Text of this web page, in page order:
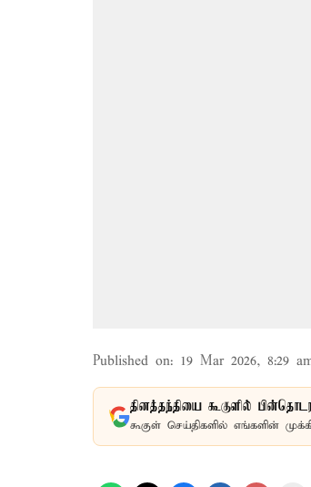
Published on: 19 Mar 2026, 8:29
தினத்தந்தியை கூகுளில்
கூகுள் செய்திகளில் எங்களின்